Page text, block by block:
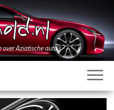
Aziatische auto's